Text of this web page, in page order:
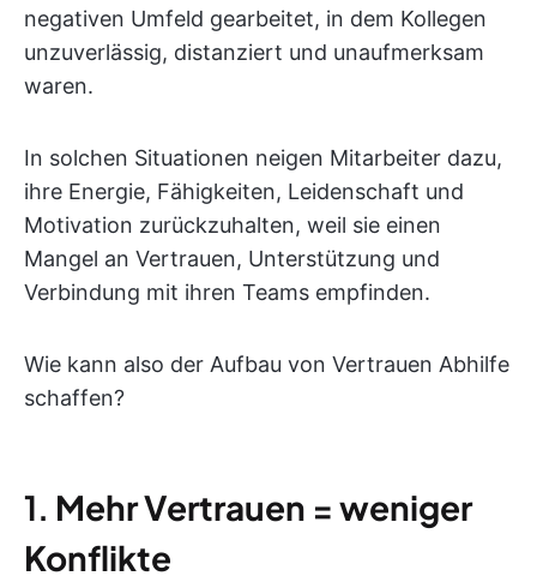
negativen Umfeld gearbeitet, in dem Kollegen
unzuverlässig, distanziert und unaufmerksam
waren.
In solchen Situationen neigen Mitarbeiter dazu,
ihre Energie, Fähigkeiten, Leidenschaft und
Motivation zurückzuhalten, weil sie einen
Mangel an Vertrauen, Unterstützung und
Verbindung mit ihren Teams empfinden.
Wie kann also der Aufbau von Vertrauen Abhilfe
schaffen?
1. Mehr Vertrauen = weniger
Konflikte